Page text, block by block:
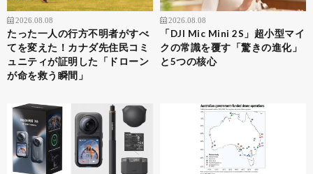
2026.08.08
たった一人の行方不明者がすべ
てを変えた！カナダ先住民コミ
ュニティが証明した「ドローン
が命を救う瞬間」
2026.08.08
「DJI Mic Mini 2S」超小型マイ
クの常識を覆す「驚きの進化」
と5つの核心